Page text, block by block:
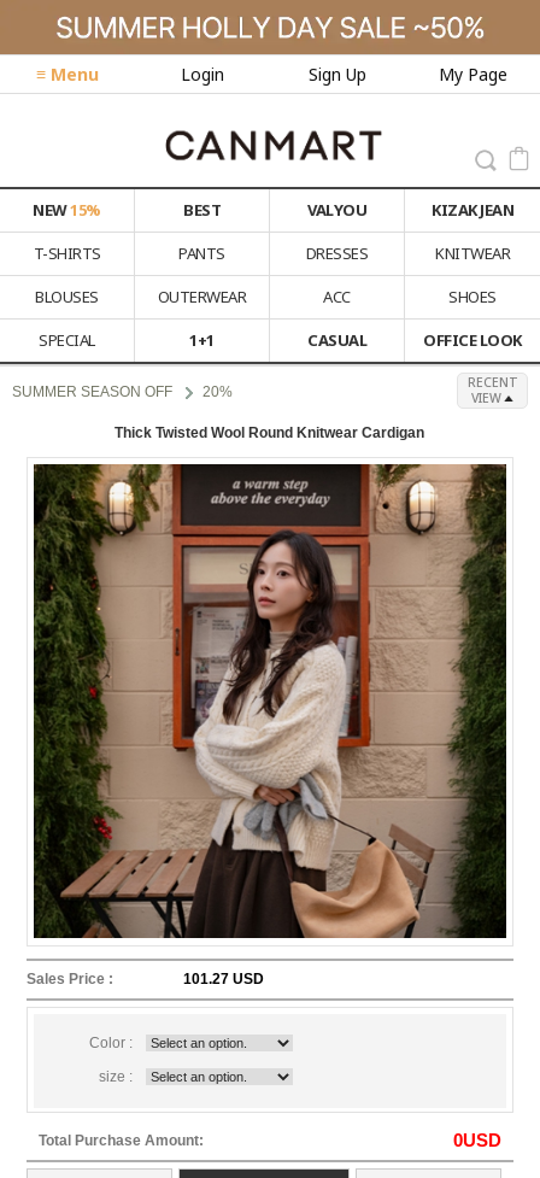
≡ Menu Login Sign Up My Page
NEW15% BEST VALYOU
KIZAK JEAN
T-SHIRTS
PANTS DRESSES
KNITWEAR
BLOUSES
OUTERWEAR ACC
SHOES
SPECIAL
1+1 CASUAL OFFICE LOOK
SUMMER SEASON OFF 20%
RECENT
VIEW
Thick Twisted Wool Round Knitwear Cardigan
Sales Price : 101.27 USD
Color :
size :
Total Purchase Amount: 0USD